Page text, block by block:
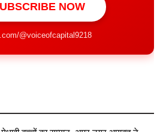
NOW
@voiceofcapital9218